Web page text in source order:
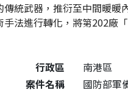
統武器，推衍至中間暖
法進行轉化，將第202廠
藝術作品詳細資料
行政區
南港區
案件名稱
國防部軍